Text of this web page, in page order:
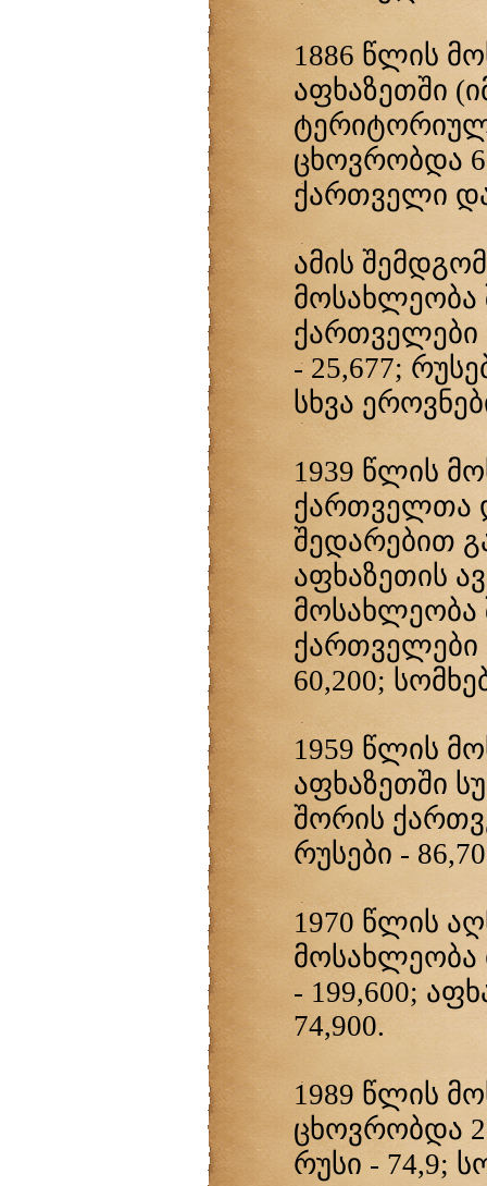
1886 წლის
აფხაზეთში
ცხოვრობდა
ქართველი და
ამის
მოსახლეობა
ქართველები
- 25,677;
სხვა
1939 წლის
ქართველთა
შედარებით
აფხაზეთის
მოსახლეობა
ქართველები
60,200;
1959 წლის
აფხაზეთში
შორის
რუსები -
1970 წლის
მოსახლეობა
- 199,600;
74,900.
1989 წლის
ცხოვრობდა
რუსი - 74,9;